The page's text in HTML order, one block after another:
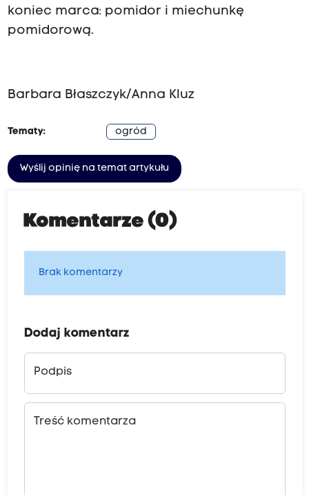
koniec marca: pomidor i miechunkę
pomidorową.
Barbara Błaszczyk/Anna Kluz
Tematy: ogród
Wyślij opinię na temat artykułu
Komentarze (0)
Brak komentarzy
Dodaj komentarz
Podpis
Treść komentarza